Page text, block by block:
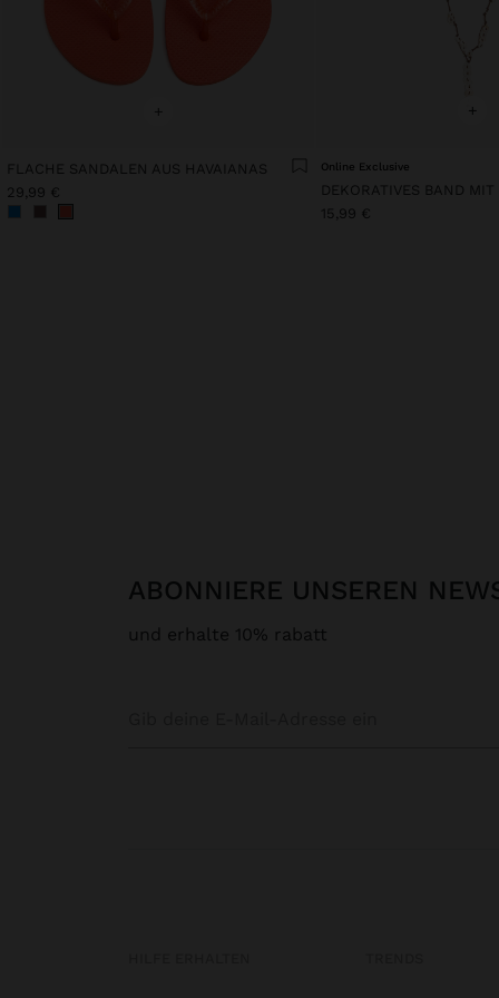
+
FLACHE SANDALEN AUS HAVAIANAS
29,99 €
+
Online Exclusive
15,99 €
ABONNIERE UNSEREN
und erhalte 10% rabatt